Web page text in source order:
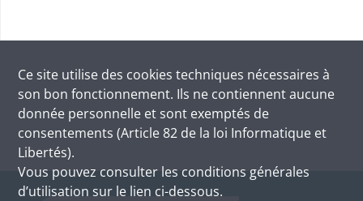
Ce site utilise des cookies techniques nécessaires à
son bon fonctionnement. Ils ne contiennent aucune
donnée personnelle et sont exemptés de
consentements (Article 82 de la loi Informatique et
Libertés).
Vous pouvez consulter les conditions générales
d’utilisation sur le lien ci-dessous.